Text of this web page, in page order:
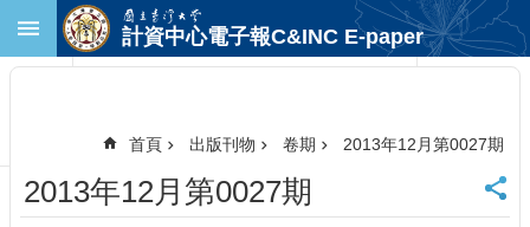
跳到主要內容區塊
首
頁
計資中心電子報C&INC E-paper
首頁 出版刊物 卷期 2013年12月第0027期
2013年12月第0027期